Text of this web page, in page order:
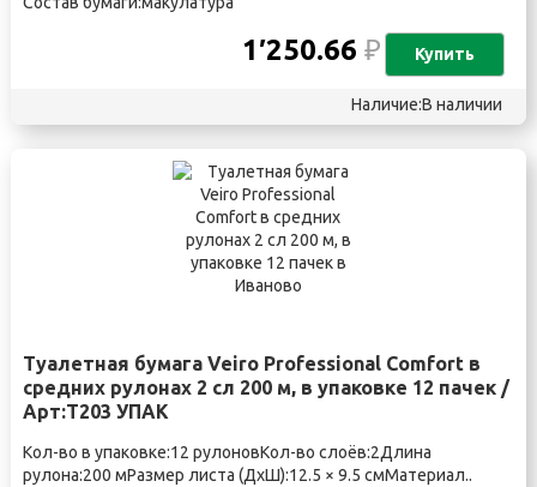
1′250.66₽ Купить
Наличие:В наличии
Туалетная бумага Veiro Professional Comfort в
средних рулонах 2 сл 200 м, в упаковке 12 пачек /
Арт:Т203 УПАК
Кол-во в упаковке:12 рулоновКол-во слоёв:2Длина
рулона:200 мРазмер листа (ДхШ):12.5 × 9.5 смМатериал..